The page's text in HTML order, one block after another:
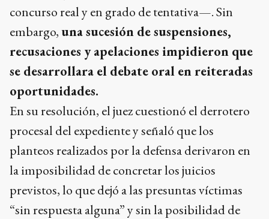
concurso real y en grado de tentativa—. Sin
embargo,una sucesión de suspensiones,
recusaciones y apelaciones impidieron que
se desarrollara el debate oral en reiteradas
oportunidades.
En su resolución, el juez cuestionó el derrotero
procesal del expediente y señaló que los
planteos realizados por la defensa derivaron en
la imposibilidad de concretar los juicios
previstos, lo que dejó a las presuntas víctimas
“sin respuesta alguna” y sin la posibilidad de